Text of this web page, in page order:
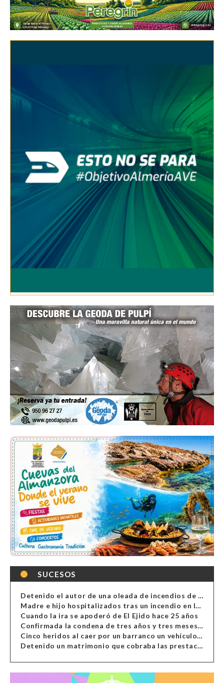
SUCESOS
Detenido el autor de una oleada de incendios de contenedores en Almería
Madre e hijo hospitalizados tras un incendio en la cocina de una vivienda en Almería
Cuando la ira se apoderó de El Ejido hace 25 años
Confirmada la condena de tres años y tres meses al hombre de Antas acusado de xenofobia
Cinco heridos al caer por un barranco un vehículo en Alcolea
Detenido un matrimonio que cobraba las prestaciones de ilegales en Almería, Granada, Málaga, Huelva y Murcia